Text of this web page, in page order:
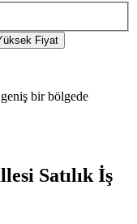
Fiyat
bir bölgede
Satılık İş